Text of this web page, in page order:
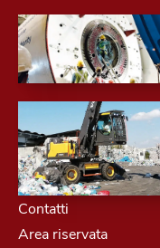
Contatti
Area riservata